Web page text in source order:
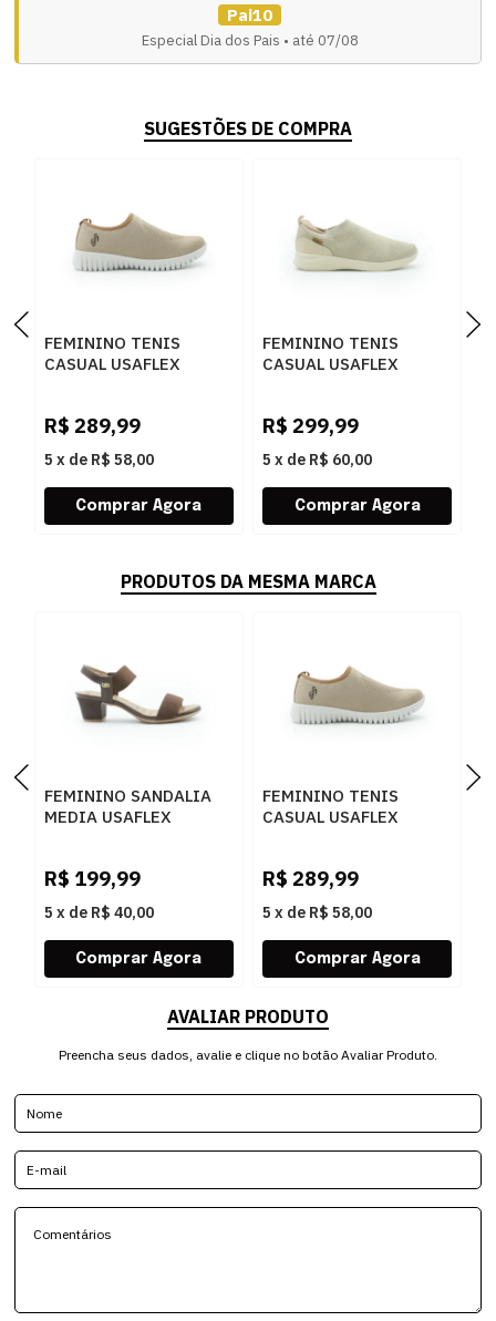
Pai10
Especial Dia dos Pais • até 07/08
SUGESTÕES DE COMPRA
FEMININO TENIS
CASUAL USAFLEX
R$ 289,99
5 x de R$ 58,00
FEMININO TENIS
CASUAL USAFLEX
R$ 299,99
5 x de R$ 60,00
PRODUTOS DA MESMA MARCA
FEMININO SANDALIA
MEDIA USAFLEX
R$ 199,99
5 x de R$ 40,00
FEMININO TENIS
CASUAL USAFLEX
R$ 289,99
5 x de R$ 58,00
AVALIAR PRODUTO
Preencha seus dados, avalie e clique no botão Avaliar Produto.